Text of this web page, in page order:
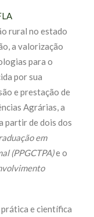
rural no estado
a valorização
para o
por sua
e prestação de
Agrárias, a
partir dedois dos
em
(PPGCTPA)e o
e científica